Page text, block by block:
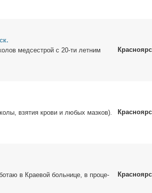
мед­сест­рой с 20-ти лет­ним
взя­тия кро­ви и лю­бых маз­ков).
в Кра­е­вой боль­ни­це, в про­це­